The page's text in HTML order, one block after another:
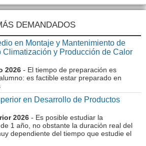
DEMANDADOS
en Montaje y Mantenimiento de
Climatización y Producción de Calor
2026 - El tiempo de preparación es
es factible estar preparado en
en Desarrollo de Productos
2026 - Es posible estudiar la
1 año, no obstante la duración real del
dependiente del tiempo que estudie el